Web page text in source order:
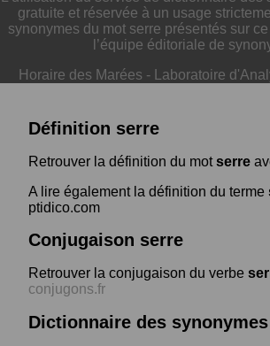
gratuite et réservée à un usage
synonymes du mot serre présentés sur
l’équipe éditoriale de
Horaire des Marées - Laboratoire
Définition serre
Retrouver la définition du motserre
A lire également la définition du terme
ptidico.com
Conjugaison serre
Retrouver la conjugaison du verbe
conjugons.fr
Dictionnaire des synonymes